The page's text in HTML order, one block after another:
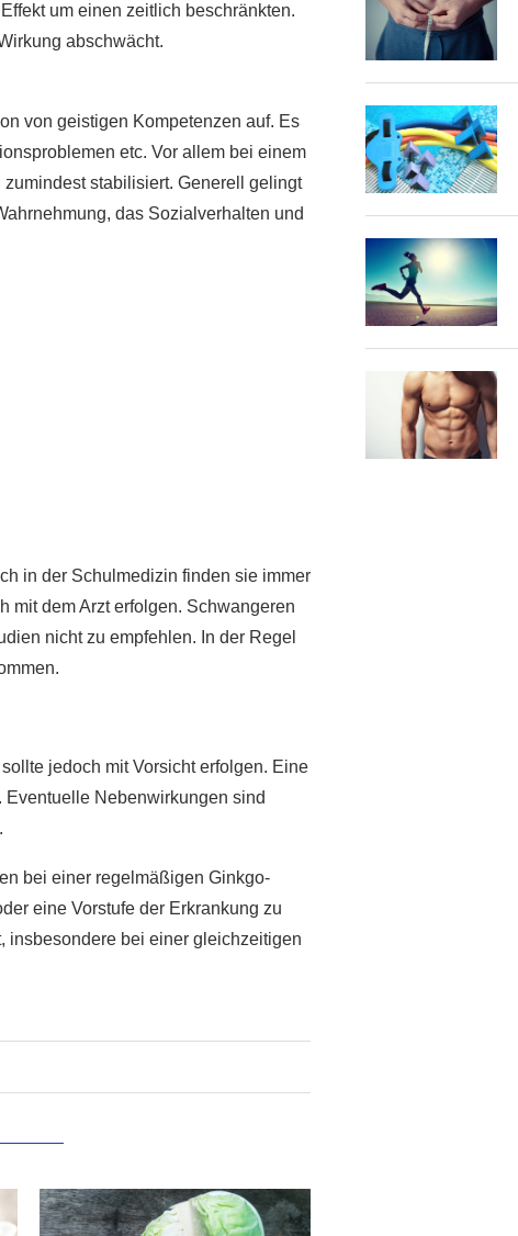
um einen zeitlich beschränkten.
abschwächt.
von geistigen Kompetenzen auf. Es
etc. Vor allem bei einem
stabilisiert. Generell gelingt
das Sozialverhalten und
in der Schulmedizin finden sie immer
mit dem Arzt erfolgen. Schwangeren
nicht zu empfehlen. In der Regel
jedoch mit Vorsicht erfolgen. Eine
Nebenwirkungen sind
bei einer regelmäßigen Ginkgo-
eine Vorstufe der Erkrankung zu
insbesondere bei einer gleichzeitigen